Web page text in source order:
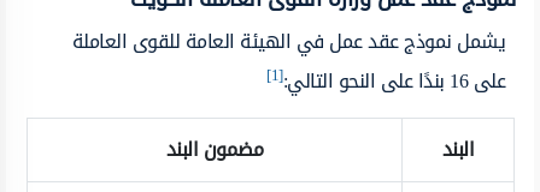
يشمل نموذج عقد عمل في الهيئة العامة للقوى العاملة
على 16 بندًا على النحو التالي:
[1]
البند
مضمون البند